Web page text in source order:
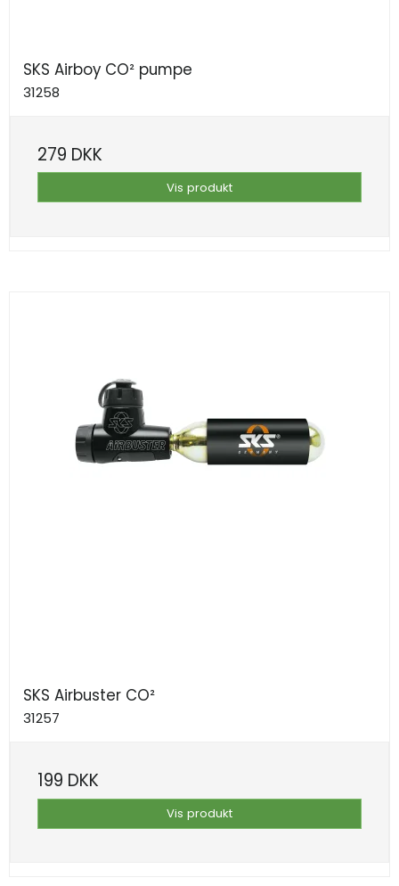
SKS Airboy CO² pumpe
31258
279 DKK
Vis produkt
SKS Airbuster CO²
31257
199 DKK
Vis produkt